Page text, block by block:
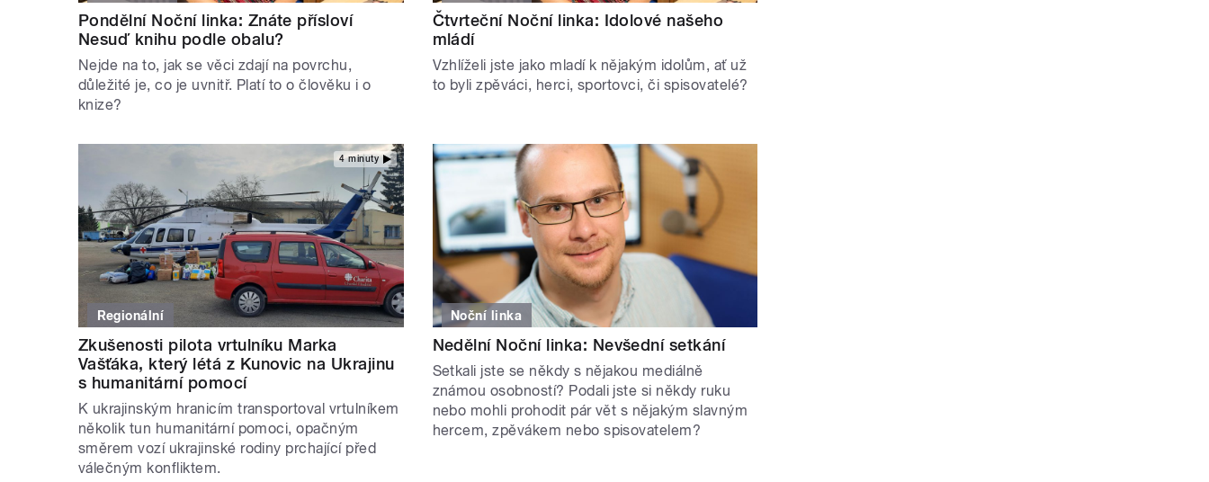
Pondělní Noční linka: Znáte přísloví
Nesuď knihu podle obalu?
Nejde na to, jak se věci zdají na povrchu,
důležité je, co je uvnitř. Platí to o člověku i o
knize?
Čtvrteční Noční linka: Idolové našeho
mládí
Vzhlíželi jste jako mladí k nějakým idolům, ať už
to byli zpěváci, herci, sportovci, či spisovatelé?
4 minuty
Regionální
Zkušenosti pilota vrtulníku Marka
Vašťáka, který létá z Kunovic na Ukrajinu
s humanitární pomocí
K ukrajinským hranicím transportoval vrtulníkem
několik tun humanitární pomoci, opačným
směrem vozí ukrajinské rodiny prchající před
válečným konfliktem.
Noční linka
Nedělní Noční linka: Nevšední setkání
Setkali jste se někdy s nějakou mediálně
známou osobností? Podali jste si někdy ruku
nebo mohli prohodit pár vět s nějakým slavným
hercem, zpěvákem nebo spisovatelem?